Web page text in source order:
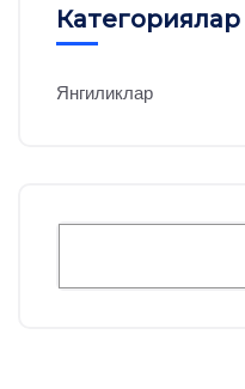
Категориялар
Янгиликлар